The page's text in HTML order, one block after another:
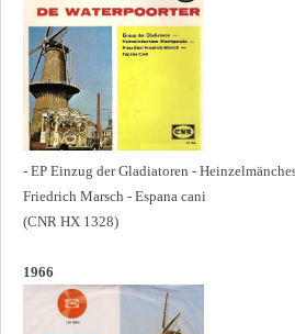
- EP Einzug der Gladiatoren -
Friedrich Marsch - Espana cani
(CNR HX 1328)
1966